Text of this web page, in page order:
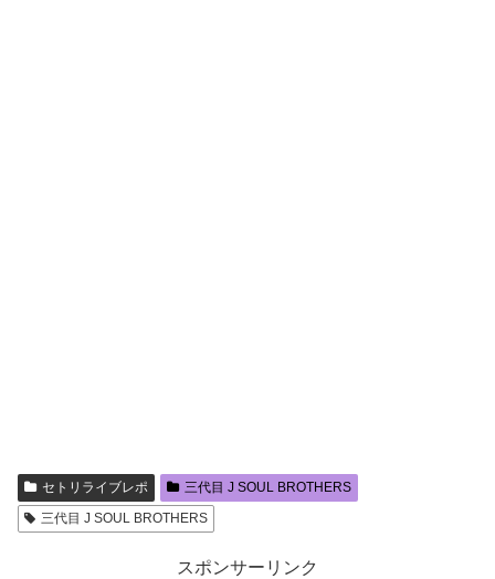
セトリライブレポ
三代目 J SOUL BROTHERS
三代目 J SOUL BROTHERS
スポンサーリンク